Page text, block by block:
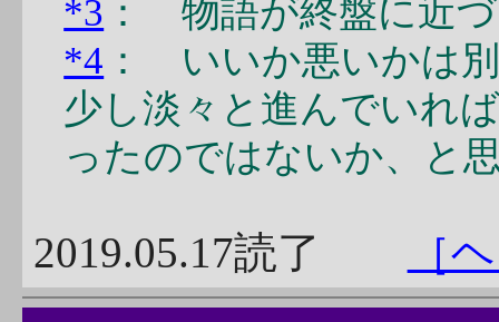
*3 ： 物語が終盤に近
*4 ： いいか悪いかは
少し淡々と進んでいれ
ったのではないか、と
2019.05.17読了 ［